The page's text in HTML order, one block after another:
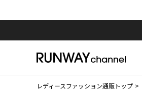
レディースファッション通販トップ